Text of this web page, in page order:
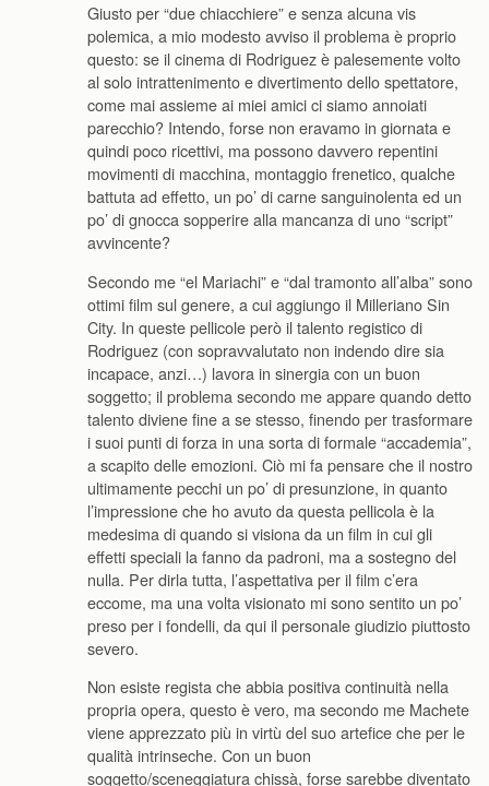
Giusto per “due chiacchiere” e senza alcuna vis
polemica, a mio modesto avviso il problema è proprio
questo: se il cinema di Rodriguez è palesemente volto
al solo intrattenimento e divertimento dello spettatore,
come mai assieme ai miei amici ci siamo annoiati
parecchio? Intendo, forse non eravamo in giornata e
quindi poco ricettivi, ma possono davvero repentini
movimenti di macchina, montaggio frenetico, qualche
battuta ad effetto, un po’ di carne sanguinolenta ed un
po’ di gnocca sopperire alla mancanza di uno “script”
avvincente?
Secondo me “el Mariachi” e “dal tramonto all’alba” sono
ottimi film sul genere, a cui aggiungo il Milleriano Sin
City. In queste pellicole però il talento registico di
Rodriguez (con sopravvalutato non indendo dire sia
incapace, anzi…) lavora in sinergia con un buon
soggetto; il problema secondo me appare quando detto
talento diviene fine a se stesso, finendo per trasformare
i suoi punti di forza in una sorta di formale “accademia”,
a scapito delle emozioni. Ciò mi fa pensare che il nostro
ultimamente pecchi un po’ di presunzione, in quanto
l’impressione che ho avuto da questa pellicola è la
medesima di quando si visiona da un film in cui gli
effetti speciali la fanno da padroni, ma a sostegno del
nulla. Per dirla tutta, l’aspettativa per il film c’era
eccome, ma una volta visionato mi sono sentito un po’
preso per i fondelli, da qui il personale giudizio piuttosto
severo.
Non esiste regista che abbia positiva continuità nella
propria opera, questo è vero, ma secondo me Machete
viene apprezzato più in virtù del suo artefice che per le
qualità intrinseche. Con un buon
soggetto/sceneggiatura chissà, forse sarebbe diventato